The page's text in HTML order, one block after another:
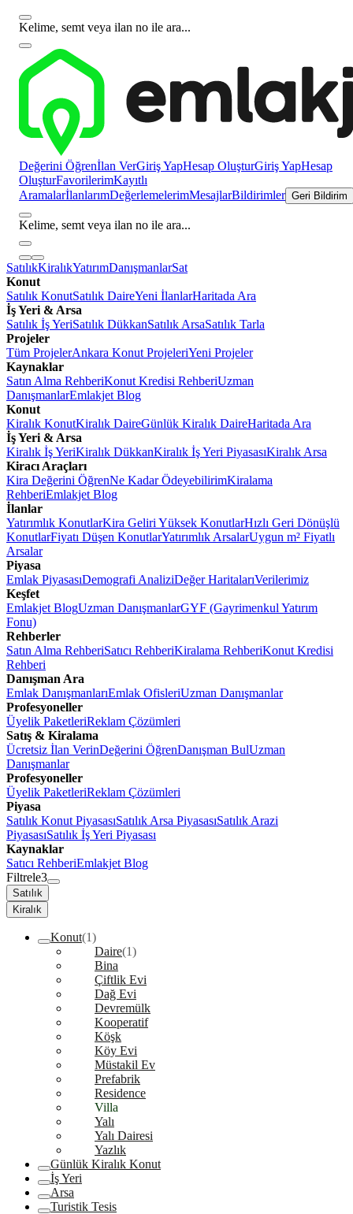
Kelime, semt veya ilan no ile ara...
Değerini Öğrenİlan VerGiriş YapHesap OluşturGiriş YapHesap
OluşturFavorilerimKayıtlı
AramalarİlanlarımDeğerlemelerimMesajlarBildirimler Geri Bildirim
Kelime, semt veya ilan no ile ara...
SatılıkKiralıkYatırımDanışmanlarSat
Konut
Satılık KonutSatılık DaireYeni İlanlarHaritada Ara
İş Yeri & Arsa
Satılık İş YeriSatılık DükkanSatılık ArsaSatılık Tarla
Projeler
Tüm ProjelerAnkara Konut ProjeleriYeni Projeler
Kaynaklar
Satın Alma RehberiKonut Kredisi RehberiUzman
DanışmanlarEmlakjet Blog
Konut
Kiralık KonutKiralık DaireGünlük Kiralık DaireHaritada Ara
İş Yeri & Arsa
Kiralık İş YeriKiralık DükkanKiralık İş Yeri PiyasasıKiralık Arsa
Kiracı Araçları
Kira Değerini ÖğrenNe Kadar ÖdeyebilirimKiralama
RehberiEmlakjet Blog
İlanlar
Yatırımlık KonutlarKira Geliri Yüksek KonutlarHızlı Geri Dönüşlü
KonutlarFiyatı Düşen KonutlarYatırımlık ArsalarUygun m² Fiyatlı
Arsalar
Piyasa
Emlak PiyasasıDemografi AnaliziDeğer HaritalarıVerilerimiz
Keşfet
Emlakjet BlogUzman DanışmanlarGYF (Gayrimenkul Yatırım
Fonu)
Rehberler
Satın Alma RehberiSatıcı RehberiKiralama RehberiKonut Kredisi
Rehberi
Danışman Ara
Emlak DanışmanlarıEmlak OfisleriUzman Danışmanlar
Profesyoneller
Üyelik PaketleriReklam Çözümleri
Satış & Kiralama
Ücretsiz İlan VerinDeğerini ÖğrenDanışman BulUzman
Danışmanlar
Profesyoneller
Üyelik PaketleriReklam Çözümleri
Piyasa
Satılık Konut PiyasasıSatılık Arsa PiyasasıSatılık Arazi
PiyasasıSatılık İş Yeri Piyasası
Kaynaklar
Satıcı RehberiEmlakjet Blog
Filtrele3
Satılık
Kiralık
Konut(1)
Daire(1)
Bina
Çiftlik Evi
Dağ Evi
Devremülk
Kooperatif
Köşk
Köy Evi
Müstakil Ev
Prefabrik
Residence
Villa
Yalı
Yalı Dairesi
Yazlık
Günlük Kiralık Konut
İş Yeri
Arsa
Turistik Tesis